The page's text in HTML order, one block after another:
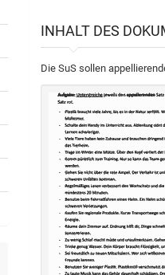
INHALT DES
Die SuS sollen